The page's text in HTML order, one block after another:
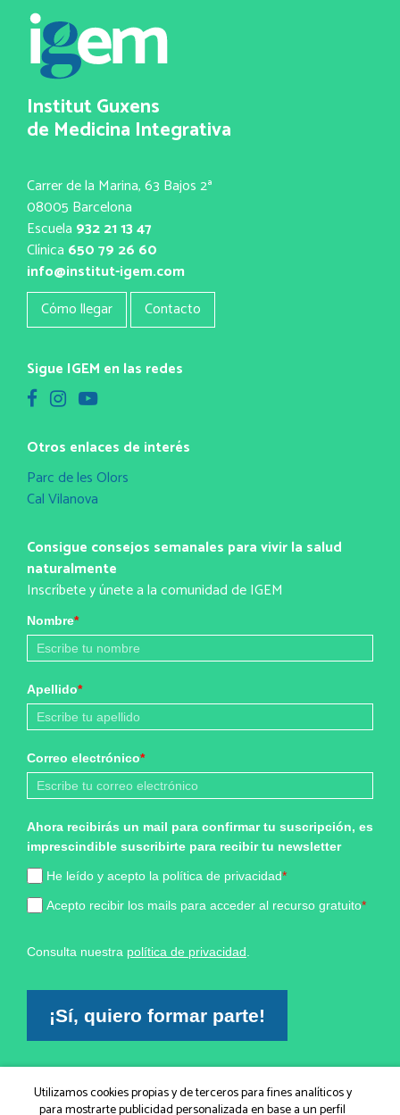
Institut Guxens
de Medicina Integrativa
Carrer de la Marina, 63 Bajos 2ª
08005 Barcelona
Escuela 932 21 13 47
Clínica 650 79 26 60
info@institut-igem.com
Cómo llegar
Contacto
Sigue IGEM en las redes
Otros enlaces de interés
Parc de les Olors
Cal Vilanova
Consigue consejos semanales para vivir la salud
naturalmente
Inscríbete y únete a la comunidad de IGEM
Nombre*
Apellido*
Correo electrónico*
Ahora recibirás un mail para confirmar tu suscripción, es
imprescindible suscribirte para recibir tu newsletter
He leído y acepto la política de privacidad*
Acepto recibir los mails para acceder al recurso gratuito*
Consulta nuestra política de privacidad
¡Sí, quiero formar parte!
ActiveCampaign
Utilizamos cookies propias y de terceros para fines analíticos y
para mostrarte publicidad personalizada en base a un perfil